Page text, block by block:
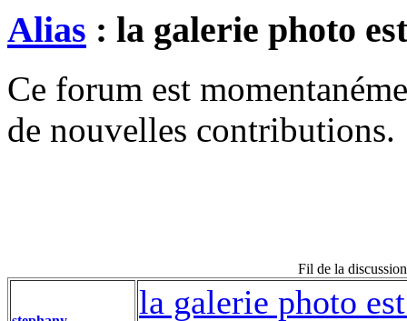
Alias : la galerie photo
Ce forum est
de nouvelles contributions.
Fil de la
la galerie photo